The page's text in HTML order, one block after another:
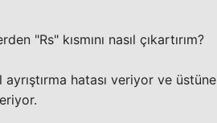
"Rs" kısmını nasıl çıkartırım?
hatası veriyor ve üstüne